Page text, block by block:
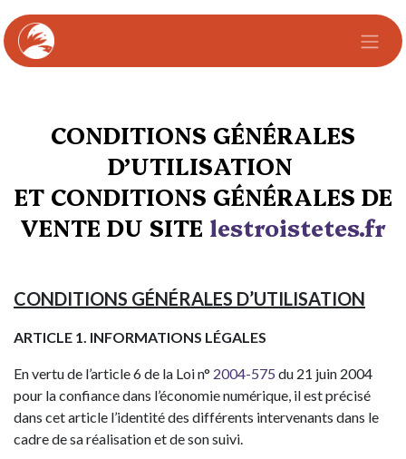
CONDITIONS GÉNÉRALES
D’UTILISATION
ET CONDITIONS GÉNÉRALES DE
VENTE DU SITE lestroistetes.fr
CONDITIONS GÉNÉRALES D’UTILISATION
ARTICLE 1. INFORMATIONS LÉGALES
En vertu de l’article 6 de la Loi n° 2004-575 du 21 juin 2004
pour la confiance dans l’économie numérique, il est précisé
dans cet article l’identité des différents intervenants dans le
cadre de sa réalisation et de son suivi.